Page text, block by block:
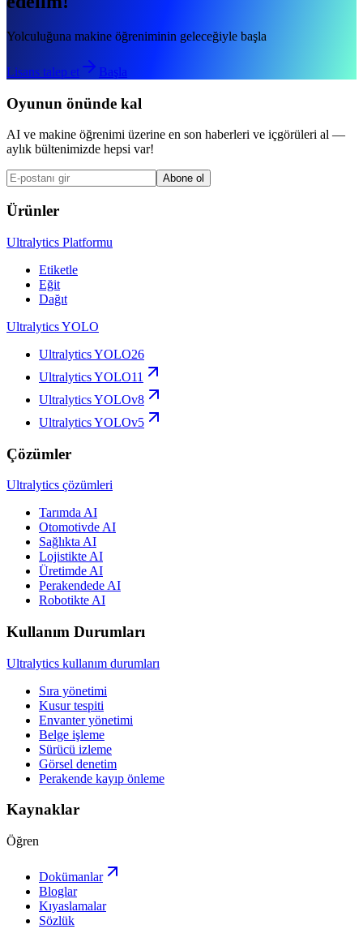
Yolculuğuna makine öğreniminin geleceğiyle başla
Lisans talep et Başla
Oyunun önünde kal
AI ve makine öğrenimi üzerine en son haberleri ve içgörüleri al —
aylık bültenimizde hepsi var!
Abone ol
Ürünler
Ultralytics Platformu
Etiketle
Eğit
Dağıt
Ultralytics YOLO
Ultralytics YOLO26
Ultralytics YOLO11
Ultralytics YOLOv8
Ultralytics YOLOv5
Çözümler
Ultralytics çözümleri
Tarımda AI
Otomotivde AI
Sağlıkta AI
Lojistikte AI
Üretimde AI
Perakendede AI
Robotikte AI
Kullanım Durumları
Ultralytics kullanım durumları
Sıra yönetimi
Kusur tespiti
Envanter yönetimi
Belge işleme
Sürücü izleme
Görsel denetim
Perakende kayıp önleme
Kaynaklar
Öğren
Dokümanlar
Bloglar
Kıyaslamalar
Sözlük